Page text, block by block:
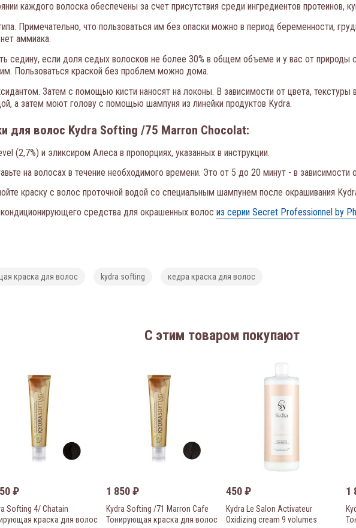
каждого волоска обеспечены за счет присутствия среди ингредиентов протеинов,
Примечательно, что пользоваться им без опаски можно в период беременности,
аммиака.
седину, если доля седых волосков не более 30% в общем объеме и у вас от природы
Пользоваться краской без проблем можно дома.
Затем с помощью кисти наносят на локоны. В зависимости от цвета, текстуры
а затем моют голову с помощью шампуня из линейки продуктов Kydra.
для волос Kydra Softing /75 Marron Chocolat:
(2,7%) и эликсиром Алеса в пропорциях, указанных в инструкции.
на волосах в течение необходимого времени. Это от 5 до 20 минут - в
краску с волос проточной водой со специальным шампунем после окрашивания
средства для окрашенных волос из серии Secret Professionnel by
краска для волос kydra softing кедра краска для волос
C этим товаром покупают
₽
Softing 4/ Chatain
краска для волос
1 850₽
Kydra Softing /71 Marron Cafe
Тонирующая краска для волос
450₽
Kydra Le Salon Activateur
Oxidizing cream 9 volumes
1